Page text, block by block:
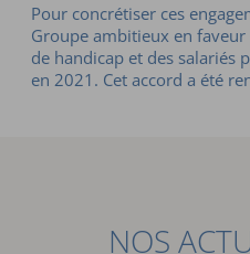
Pour concrétiser ces
Groupe ambitieux en
de handicap et des salariés
en 2021. Cet accord a été
NOS